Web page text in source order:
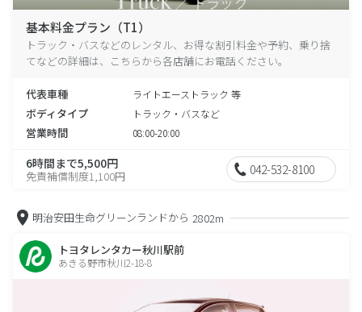
基本料金プラン（T1）
トラック・バスなどのレンタル、お得な割引料金や予約、乗り捨
てなどの詳細は、こちらから各店舗にお電話ください。
代表車種 ライトエーストラック 等
ボディタイプ トラック・バスなど
営業時間 08:00-20:00
6時間まで5,500円
免責補償制度1,100円 042-532-8100
明治安田生命グリーンランドから 2802m
トヨタレンタカー秋川駅前
あきる野市秋川2-18-8